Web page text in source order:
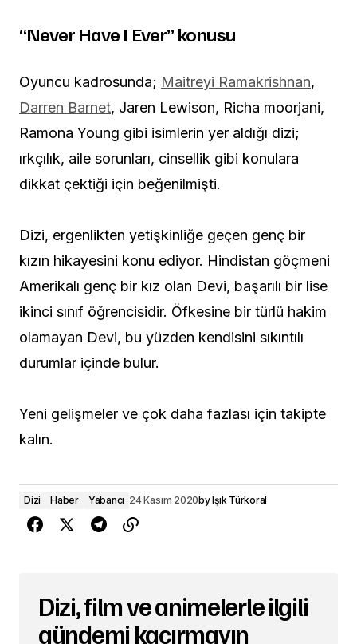
“Never Have I Ever” konusu
Oyuncu kadrosunda; Maitreyi Ramakrishnan,
Darren Barnet, Jaren Lewison, Richa moorjani,
Ramona Young gibi isimlerin yer aldığı dizi;
ırkçılık, aile sorunları, cinsellik gibi konulara
dikkat çektiği için beğenilmişti.
Dizi, ergenlikten yetişkinliğe geçen genç bir
kızın hikayesini konu ediyor. Hindistan göçmeni
Amerikalı genç bir kız olan Devi, başarılı bir lise
ikinci sınıf öğrencisidir. Öfkesine bir türlü hakim
olamayan Devi, bu yüzden kendisini sıkıntılı
durumlar içinde bulur.
Yeni gelişmeler ve çok daha fazlası için takipte
kalın.
Dizi Haber Yabancı 24 Kasım 2020byIşık Türkoral
Dizi, film ve animelerle ilgili
gündemi kaçırmayın